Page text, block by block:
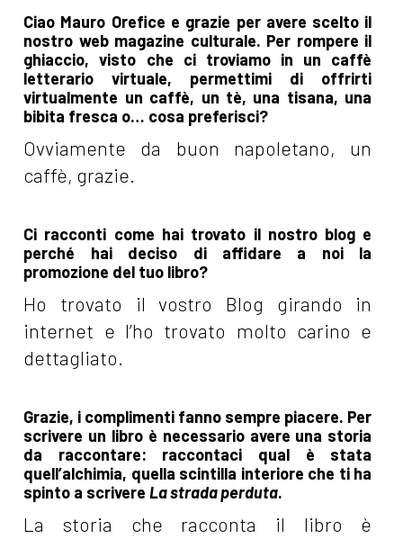
Ciao Mauro Orefice e grazie per avere scelto il
nostro web magazine culturale. Per rompere il
ghiaccio, visto che ci troviamo in un caffè
letterario virtuale, permettimi di offrirti
virtualmente un caffè, un tè, una tisana, una
bibita fresca o… cosa preferisci?
Ovviamente da buon napoletano, un
caffè, grazie.
Ci racconti come hai trovato il nostro blog e
perché hai deciso di affidare a noi la
promozione del tuo libro?
Ho trovato il vostro Blog girando in
internet e l’ho trovato molto carino e
dettagliato.
Grazie, i complimenti fanno sempre piacere. Per
scrivere un libro è necessario avere una storia
da raccontare: raccontaci qual è stata
quell’alchimia, quella scintilla interiore che ti ha
spinto a scrivereLa strada perduta.
La storia che racconta il libro è